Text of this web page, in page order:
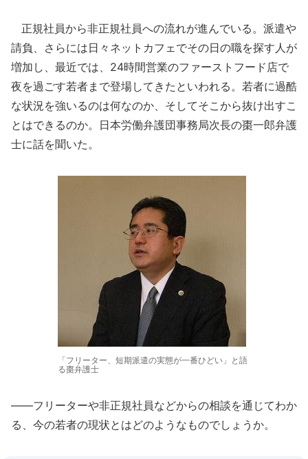
正規社員から非正規社員への流れが進んでいる。派遣や
請負、さらには日々ネットカフェでその日の職を探す人が
増加し、最近では、24時間営業のファーストフード店で
夜を過ごす若者まで登場してきたといわれる。若者に過酷
な状況を強いるのは何なのか、そしてそこから抜け出すこ
とはできるのか。日本労働弁護団事務局次長の棗一郎弁護
士に話を聞いた。
「フリーター、短期派遣の実態が一番ひどい」と語
る棗弁護士
――フリーターや非正規社員などからの相談を通じてわか
る、今の若者の現状とはどのようなものでしょうか。